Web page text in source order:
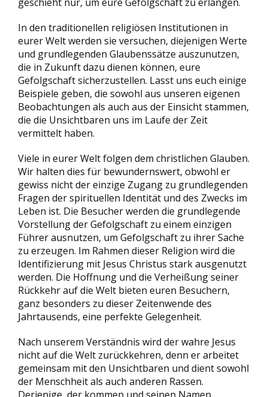
In den traditionellen religiösen Institutionen in
eurer Welt werden sie versuchen, diejenigen Werte
und grundlegenden Glaubenssätze auszunutzen,
die in Zukunft dazu dienen können, eure
Gefolgschaft sicherzustellen. Lasst uns euch einige
Beispiele geben, die sowohl aus unseren eigenen
Beobachtungen als auch aus der Einsicht stammen,
die die Unsichtbaren uns im Laufe der Zeit
vermittelt haben.
Viele in eurer Welt folgen dem christlichen Glauben.
Wir halten dies für bewundernswert, obwohl er
gewiss nicht der einzige Zugang zu grundlegenden
Fragen der spirituellen Identität und des Zwecks im
Leben ist. Die Besucher werden die grundlegende
Vorstellung der Gefolgschaft zu einem einzigen
Führer ausnutzen, um Gefolgschaft zu ihrer Sache
zu erzeugen. Im Rahmen dieser Religion wird die
Identifizierung mit Jesus Christus stark ausgenutzt
werden. Die Hoffnung und die Verheißung seiner
Rückkehr auf die Welt bieten euren Besuchern,
ganz besonders zu dieser Zeitenwende des
Jahrtausends, eine perfekte Gelegenheit.
Nach unserem Verständnis wird der wahre Jesus
nicht auf die Welt zurückkehren, denn er arbeitet
gemeinsam mit den Unsichtbaren und dient sowohl
der Menschheit als auch anderen Rassen.